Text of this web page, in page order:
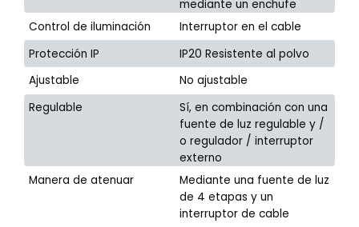
mediante un enchufe
Control de iluminación
Interruptor en el cable
Protección IP
IP20 Resistente al polvo
Ajustable
No ajustable
Regulable
Sí, en combinación con una
fuente de luz regulable y /
o regulador / interruptor
externo
Manera de atenuar
Mediante una fuente de luz
de 4 etapas y un
interruptor de cable